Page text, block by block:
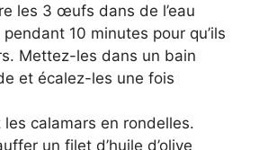
les 3 œufs dans de l’eau
10 minutes pour qu’ils
Mettez-les dans un bain
et écalez-les une fois
les calamars en rondelles.
un filet d’huile d’olive